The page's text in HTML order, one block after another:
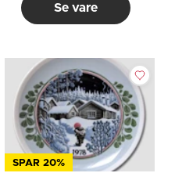
Se vare
SPAR 20%